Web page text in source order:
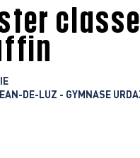
DE-LUZ - GYMNASE